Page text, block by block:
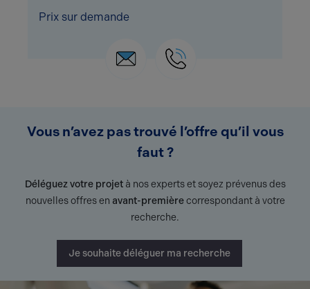
Prix sur demande
Vous n’avez pas trouvé l’offre qu’il vous
faut ?
Déléguez votre projetà nos experts et soyez prévenus des
nouvelles offres en avant-premièrecorrespondant à votre
recherche.
Je souhaite déléguer ma recherche